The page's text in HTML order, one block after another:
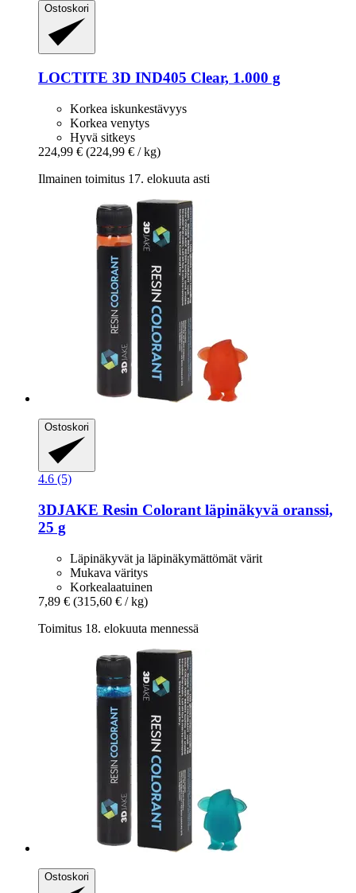
Ostoskori
LOCTITE 3D IND405 Clear, 1.000 g
Korkea iskunkestävyys
Korkea venytys
Hyvä sitkeys
224,99 € (224,99 € / kg)
Ilmainen toimitus 17. elokuuta asti
Ostoskori
4.6 (5)
3DJAKE Resin Colorant läpinäkyvä oranssi,
25 g
Läpinäkyvät ja läpinäkymättömät värit
Mukava väritys
Korkealaatuinen
7,89 € (315,60 € / kg)
Toimitus 18. elokuuta mennessä
Ostoskori